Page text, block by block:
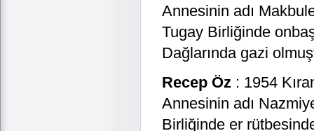
Annesinin adı
Tugay Birliğinde
Dağlarında gazi
Recep Öz : 1954
Annesinin adı
Birliğinde er